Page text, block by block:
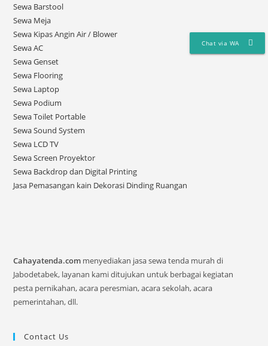
Sewa Barstool
Sewa Meja
Sewa Kipas Angin Air / Blower
Sewa AC
Sewa Genset
Sewa Flooring
Sewa Laptop
Sewa Podium
Sewa Toilet Portable
Sewa Sound System
Sewa LCD TV
Sewa Screen Proyektor
Sewa Backdrop dan Digital Printing
Jasa Pemasangan kain Dekorasi Dinding Ruangan
Cahayatenda.com menyediakan jasa sewa tenda murah di
Jabodetabek, layanan kami ditujukan untuk berbagai kegiatan
pesta pernikahan, acara peresmian, acara sekolah, acara
pemerintahan, dll.
Contact Us
Chat via WA